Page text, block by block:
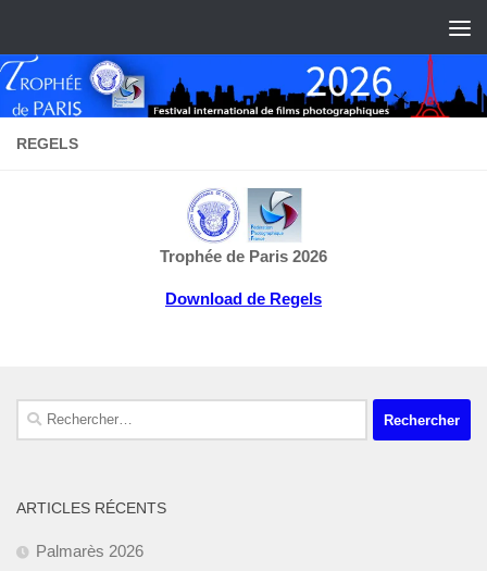
REGELS
Trophée de Paris 2026
Download de Regels
Rechercher :
ARTICLES RÉCENTS
Palmarès 2026